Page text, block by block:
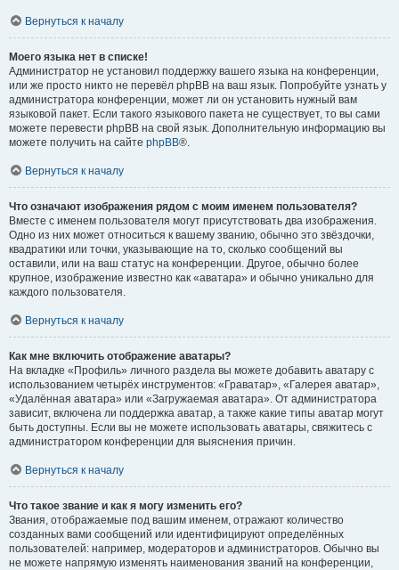
Вернуться к началу
Моего языка нет в списке!
Администратор не установил поддержку вашего языка на конференции,
или же просто никто не перевёл phpBB на ваш язык. Попробуйте узнать у
администратора конференции, может ли он установить нужный вам
языковой пакет. Если такого языкового пакета не существует, то вы сами
можете перевести phpBB на свой язык. Дополнительную информацию вы
можете получить на сайте phpBB®.
Вернуться к началу
Что означают изображения рядом с моим именем пользователя?
Вместе с именем пользователя могут присутствовать два изображения.
Одно из них может относиться к вашему званию, обычно это звёздочки,
квадратики или точки, указывающие на то, сколько сообщений вы
оставили, или на ваш статус на конференции. Другое, обычно более
крупное, изображение известно как «аватара» и обычно уникально для
каждого пользователя.
Вернуться к началу
Как мне включить отображение аватары?
На вкладке «Профиль» личного раздела вы можете добавить аватару с
использованием четырёх инструментов: «Граватар», «Галерея аватар»,
«Удалённая аватара» или «Загружаемая аватара». От администратора
зависит, включена ли поддержка аватар, а также какие типы аватар могут
быть доступны. Если вы не можете использовать аватары, свяжитесь с
администратором конференции для выяснения причин.
Вернуться к началу
Что такое звание и как я могу изменить его?
Звания, отображаемые под вашим именем, отражают количество
созданных вами сообщений или идентифицируют определённых
пользователей: например, модераторов и администраторов. Обычно вы
не можете напрямую изменять наименования званий на конференции,